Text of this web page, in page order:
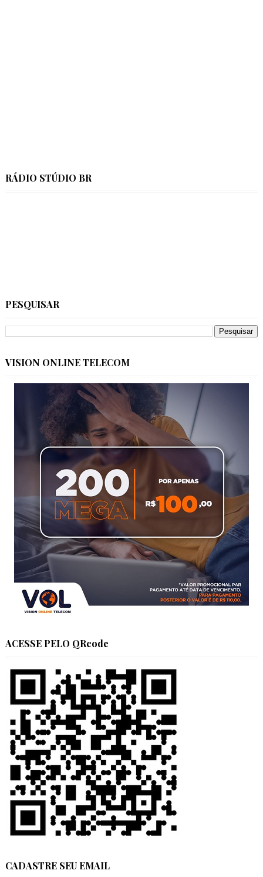
RÁDIO STÚDIO BR
PESQUISAR
VISION ONLINE TELECOM
ACESSE PELO QRcode
CADASTRE SEU EMAIL